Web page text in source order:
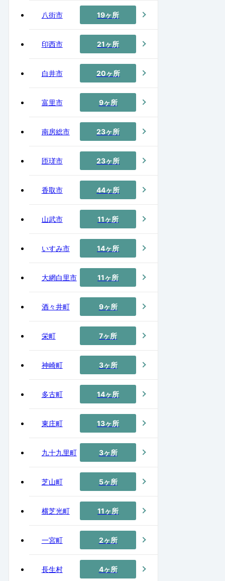
八街市 19ヶ所
印西市 21ヶ所
白井市 20ヶ所
富里市 9ヶ所
南房総市 23ヶ所
匝瑳市 23ヶ所
香取市 44ヶ所
山武市 11ヶ所
いすみ市 14ヶ所
大網白里市 11ヶ所
酒々井町 9ヶ所
栄町 7ヶ所
神崎町 3ヶ所
多古町 14ヶ所
東庄町 13ヶ所
九十九里町 3ヶ所
芝山町 5ヶ所
横芝光町 11ヶ所
一宮町 2ヶ所
長生村 4ヶ所